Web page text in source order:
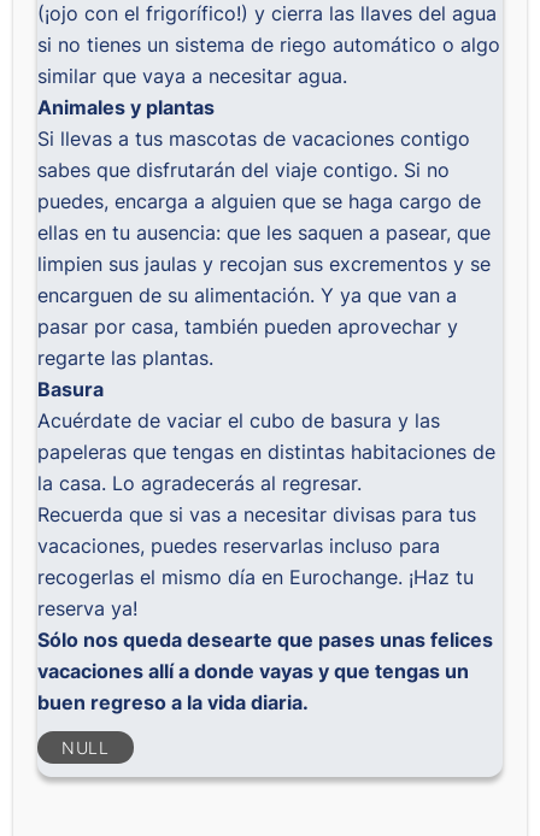
(¡ojo con el frigorífico!) y cierra las llaves del agua
si no tienes un sistema de riego automático o algo
similar que vaya a necesitar agua.
Animales y plantas
Si llevas a tus mascotas de vacaciones contigo
sabes que disfrutarán del viaje contigo. Si no
puedes, encarga a alguien que se haga cargo de
ellas en tu ausencia: que les saquen a pasear, que
limpien sus jaulas y recojan sus excrementos y se
encarguen de su alimentación. Y ya que van a
pasar por casa, también pueden aprovechar y
regarte las plantas.
Basura
Acuérdate de vaciar el cubo de basura y las
papeleras que tengas en distintas habitaciones de
la casa. Lo agradecerás al regresar.
Recuerda que si vas a necesitar divisas para tus
vacaciones, puedes reservarlas incluso para
recogerlas el mismo día en Eurochange. ¡Haz tu
reserva ya!
Sólo nos queda desearte que pases unas felices
vacaciones allí a donde vayas y que tengas un
buen regreso a la vida diaria.
NULL